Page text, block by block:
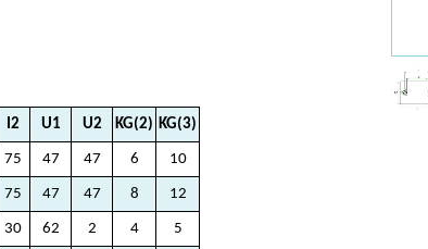
I2 U1 U2 KG(2) KG(3)
75 47 47 6 10
75 47 47 8 12
30 62 2 4 5